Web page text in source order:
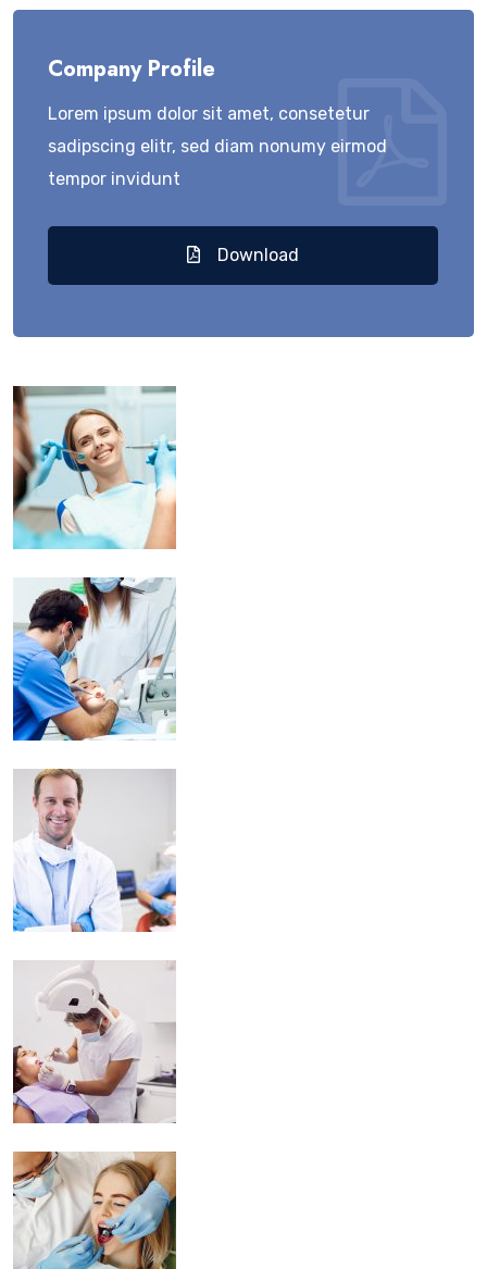
Company Profile
Lorem ipsum dolor sit amet, consetetur
sadipscing elitr, sed diam nonumy eirmod
tempor invidunt
Download